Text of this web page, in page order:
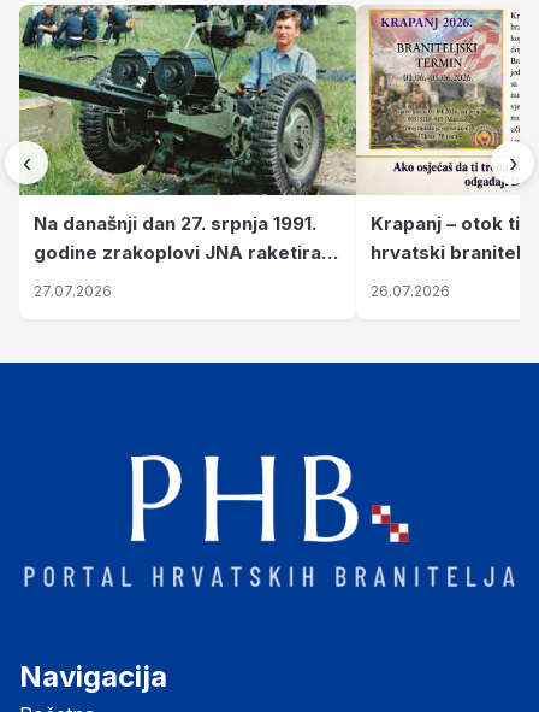
‹
Na današnji dan 27. srpnja 1991.
godine zrakoplovi JNA raketirali
su vojarnu i obučni centar "Nikola
27.07.2026
Krapanj – otok
hrvatski branitelji
pronalaze mir
26.07.2026
›
Navigacija